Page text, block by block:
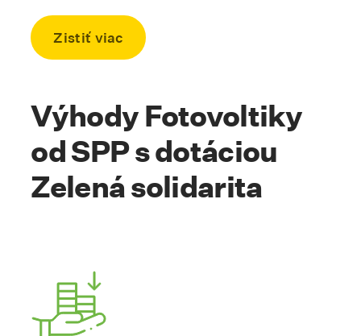
Zistiť viac Skrolovať na kotvu
Výhody Fotovoltiky
od SPP s dotáciou
Zelená solidarita